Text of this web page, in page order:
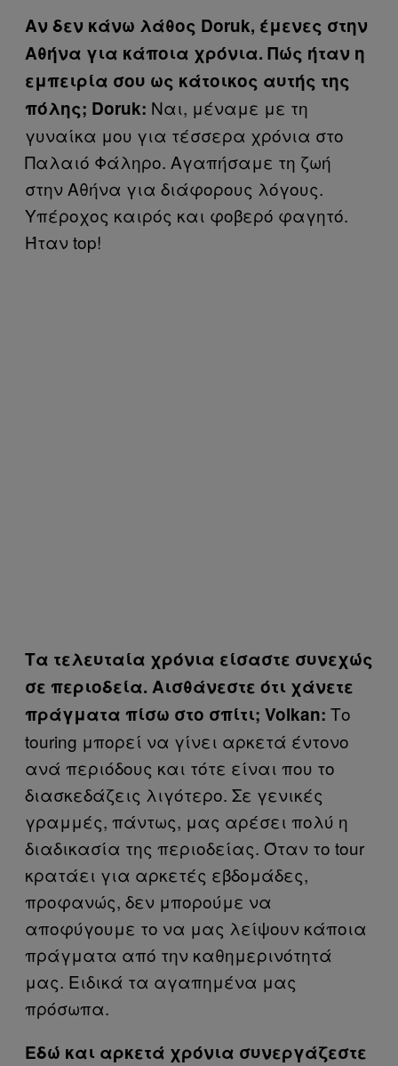
Αν δεν κάνω λάθος Doruk, έμενες στην
Αθήνα για κάποια χρόνια. Πώς ήταν η
εμπειρία σου ως κάτοικος αυτής της
πόλης; Doruk: Ναι, μέναμε με τη
γυναίκα μου για τέσσερα χρόνια στο
Παλαιό Φάληρο. Αγαπήσαμε τη ζωή
στην Αθήνα για διάφορους λόγους.
Υπέροχος καιρός και φοβερό φαγητό.
Ήταν top!
Τα τελευταία χρόνια είσαστε συνεχώς
σε περιοδεία. Αισθάνεστε ότι χάνετε
πράγματα πίσω στο σπίτι; Volkan: Το
touring μπορεί να γίνει αρκετά έντονο
ανά περιόδους και τότε είναι που το
διασκεδάζεις λιγότερο. Σε γενικές
γραμμές, πάντως, μας αρέσει πολύ η
διαδικασία της περιοδείας. Όταν το tour
κρατάει για αρκετές εβδομάδες,
προφανώς, δεν μπορούμε να
αποφύγουμε το να μας λείψουν κάποια
πράγματα από την καθημερινότητά
μας. Ειδικά τα αγαπημένα μας
πρόσωπα.
Εδώ και αρκετά χρόνια συνεργάζεστε